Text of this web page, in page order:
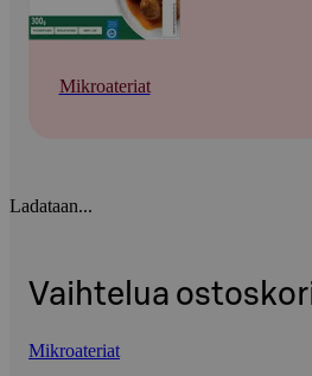
Mikroateriat
Ladataan...
Vaihtelua
Mikroateriat